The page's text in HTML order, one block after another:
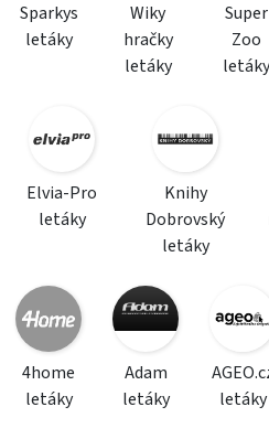
Sparkys
letáky
Wiky
hračky
letáky
Super
Zoo
Elvia-Pro
letáky
Knihy
Dobrovský
letáky
4home
letáky
Adam
letáky
letáky